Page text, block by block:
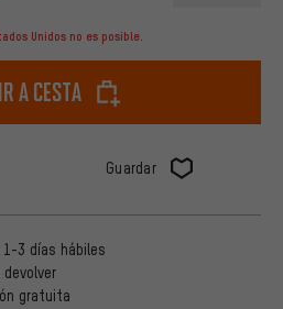
Unidos no es posible.
a cesta
Guardar
1-3 días hábiles
gratuita